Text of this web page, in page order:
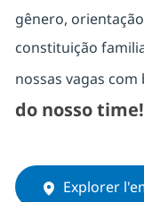
gênero,
constituição
nossas vagas com
do nosso time!
Explorer